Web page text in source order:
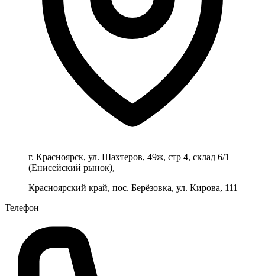
г. Красноярск, ул. Шахтеров, 49ж, стр 4, склад 6/1
(Енисейский рынок),
Красноярский край, пос. Берёзовка, ул. Кирова, 111
Телефон